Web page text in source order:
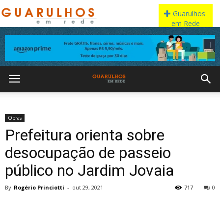
Obras
Prefeitura orienta sobre
desocupação de passeio
público no Jardim Jovaia
By Rogério Princiotti - out 29, 2021 0
717